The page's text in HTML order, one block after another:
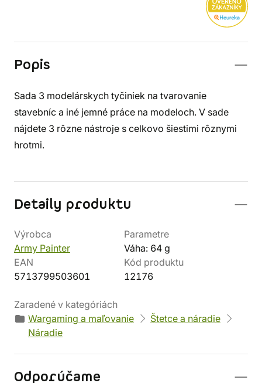
Popis
Sada 3 modelárskych tyčiniek na tvarovanie
stavebníc a iné jemné práce na modeloch. V sade
nájdete 3 rôzne nástroje s celkovo šiestimi rôznymi
hrotmi.
Detaily produktu
Výrobca
Army Painter
Parametre
Váha: 64 g
EAN
5713799503601
Kód produktu
12176
Zaradené v kategóriách
Wargaming a maľovanie
Štetce a náradie
Náradie
Odporúčame